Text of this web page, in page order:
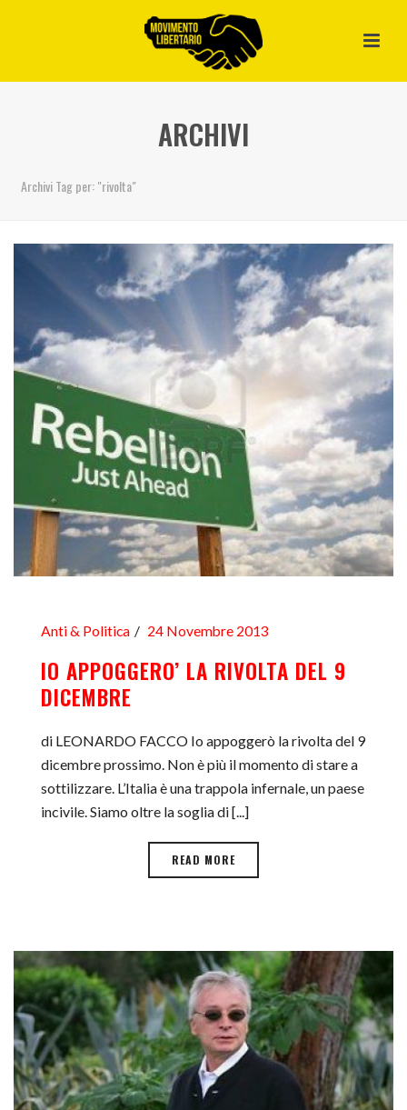
ARCHIVI
Archivi Tag per: "rivolta"
Anti & Politica 24 Novembre 2013
IO APPOGGERO’ LA RIVOLTA DEL 9
DICEMBRE
di LEONARDO FACCO Io appoggerò la rivolta del 9
dicembre prossimo. Non è più il momento di stare a
sottilizzare. L’Italia è una trappola infernale, un paese
incivile. Siamo oltre la soglia di [...]
READ MORE